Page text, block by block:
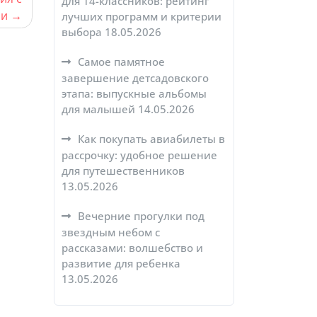
лучших программ и критерии
выбора 18.05.2026
Самое памятное
завершение детсадовского
этапа: выпускные альбомы
для малышей 14.05.2026
Как покупать авиабилеты в
рассрочку: удобное решение
для путешественников
13.05.2026
Вечерние прогулки под
звездным небом с
рассказами: волшебство и
развитие для ребенка
13.05.2026